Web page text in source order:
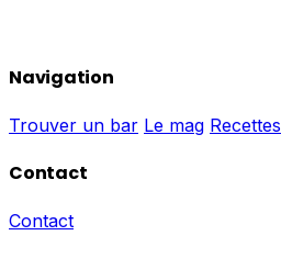
Navigation
Trouver un bar Le mag Recettes
Contact
Contact